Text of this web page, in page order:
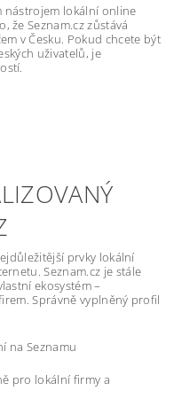
nástrojem lokální online
že Seznam.cz zůstává
v Česku. Pokud chcete být
uživatelů, je
prvky lokální
Seznam.cz je stále
ekosystém –
Správně vyplněný profil
na Seznamu
pro lokální firmy a